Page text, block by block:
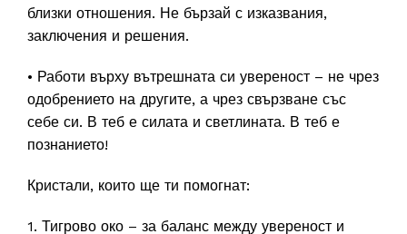
близки отношения. Не бързай с изказвания,
заключения и решения.
• Работи върху вътрешната си увереност – не чрез
одобрението на другите, а чрез свързване със
себе си. В теб е силата и светлината. В теб е
познанието!
Кристали, които ще ти помогнат:
1. Тигрово око – за баланс между увереност и